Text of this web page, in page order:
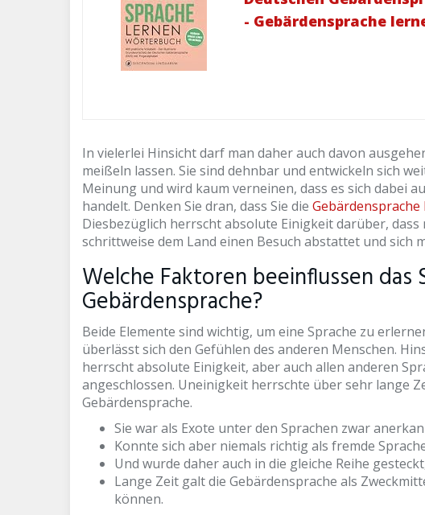
- Gebärdensprache
In vielerlei Hinsicht darf man daher auch davon
meißeln lassen. Sie sind dehnbar und entwickeln sich
Meinung und wird kaum verneinen, dass es sich dabei
handelt. Denken Sie dran, dass Sie die
Diesbezüglich herrscht absolute Einigkeit darüber,
schrittweise dem Land einen Besuch abstattet und sich
Welche Faktoren beeinflussen das
Gebärdensprache?
Beide Elemente sind wichtig, um eine Sprache zu
überlässt sich den Gefühlen des anderen Menschen.
herrscht absolute Einigkeit, aber auch allen anderen
angeschlossen. Uneinigkeit herrschte über sehr lange
Gebärdensprache.
Sie war als Exote unter den Sprachen zwar
Konnte sich aber niemals richtig als fremde
Und wurde daher auch in die gleiche Reihe
Lange Zeit galt die Gebärdensprache als
können.